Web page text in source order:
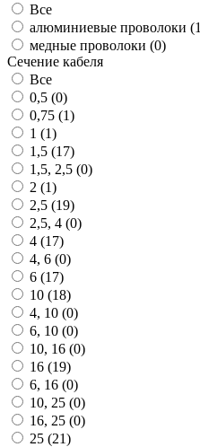
Все
алюминиевые проволоки (1
медные проволоки (0)
Сечение кабеля
Все
0,5 (0)
0,75 (1)
1 (1)
1,5 (17)
1,5, 2,5 (0)
2 (1)
2,5 (19)
2,5, 4 (0)
4 (17)
4, 6 (0)
6 (17)
10 (18)
4, 10 (0)
6, 10 (0)
10, 16 (0)
16 (19)
6, 16 (0)
10, 25 (0)
16, 25 (0)
25 (21)